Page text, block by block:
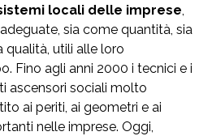
locali delle imprese,
sia come quantità, sia
utili alle loro
Fino agli anni 2000 i tecnici e i
ascensori sociali molto
ai periti, ai geometri e ai
nelle imprese. Oggi,